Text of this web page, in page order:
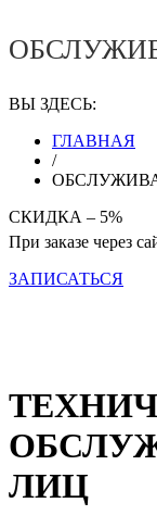
ВЫ ЗДЕСЬ:
ГЛАВНАЯ
/
СКИДКА – 5%
При заказе через
ЗАПИСАТЬСЯ
ЛИЦ